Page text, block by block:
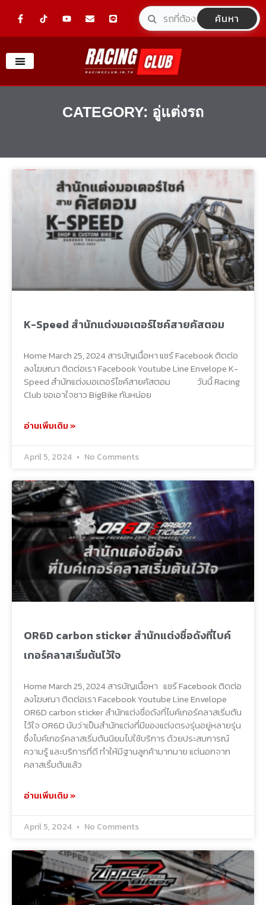
F
a
e
o
o
-
o
t
n
e
l
o
p
e
L
i
e
ค้นหา
CATEGORY: อู่แต่งรถ
K-Speed สำนักแต่งมอเตอร์ไซค์สายคัสตอม
Home March 25, 2024 สารบัญเนื้อหา แชร์ Facebook ติดต่อ
ลงโฆษณา ติดต่อเรา Facebook Youtube Line Envelope K-
Speed สำนักแต่งมอเตอร์ไซค์สายคัสตอม วันนี้ Racing
Club ขอเอาใจชาว BigBike กันหน่อย
อ่านเพิ่มเติม »
April 5, 2024 No Comments
OR6D carbon sticker สำนักแต่งชื่อดังที่ไบค์
เกอร์คลาสเริ่มต้นไว้ใจ
Home March 25, 2024 สารบัญเนื้อหา แชร์ Facebook ติดต่อ
ลงโฆษณา ติดต่อเรา Facebook Youtube Line Envelope
OR6D carbon sticker สำนักแต่งชื่อดังที่ไบค์เกอร์คลาสเริ่มต้น
ไว้ใจ OR6D นับว่าเป็นสำนักแต่งที่มีของแต่งตรงรุ่นอยู่หลายรุ่น
ซึ่งไบค์เกอร์คลาสเริ่มต้นนิยมไปใช้บริการ ด้วยประสบการณ์
ความรู้ และบริการที่ดี ทำให้มีฐานลูกค้ามากมาย แต่นอกจาก
คลาสเริ้มต้นแล้ว
อ่านเพิ่มเติม »
April 5, 2024 No Comments